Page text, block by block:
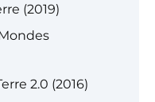
(2019)
2.0 (2016)